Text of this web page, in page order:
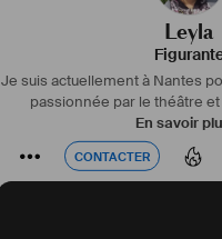
Leyla
Je suis actuellement à Nantes
passionnée par le théâtre
En savoir
CONTACTER
CONTACTER